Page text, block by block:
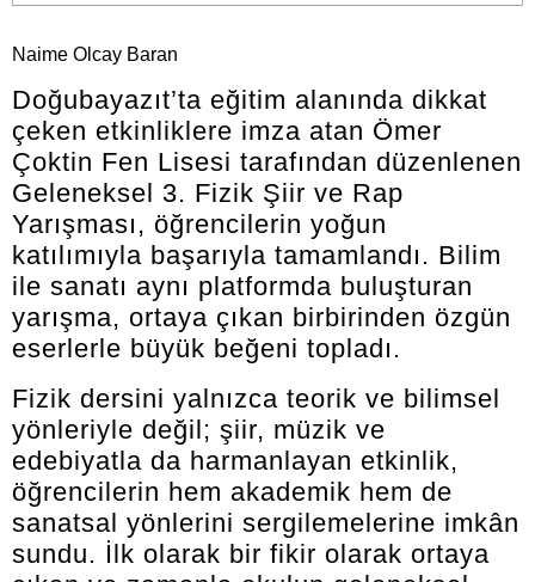
Naime Olcay Baran
Doğubayazıt’ta eğitim alanında dikkat
çeken etkinliklere imza atan Ömer
Çoktin Fen Lisesi tarafından düzenlenen
Geleneksel 3. Fizik Şiir ve Rap
Yarışması, öğrencilerin yoğun
katılımıyla başarıyla tamamlandı. Bilim
ile sanatı aynı platformda buluşturan
yarışma, ortaya çıkan birbirinden özgün
eserlerle büyük beğeni topladı.
Fizik dersini yalnızca teorik ve bilimsel
yönleriyle değil; şiir, müzik ve
edebiyatla da harmanlayan etkinlik,
öğrencilerin hem akademik hem de
sanatsal yönlerini sergilemelerine imkân
sundu. İlk olarak bir fikir olarak ortaya